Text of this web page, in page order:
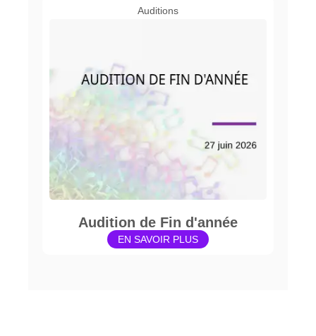
Auditions
Audition de Fin d'année
EN SAVOIR PLUS